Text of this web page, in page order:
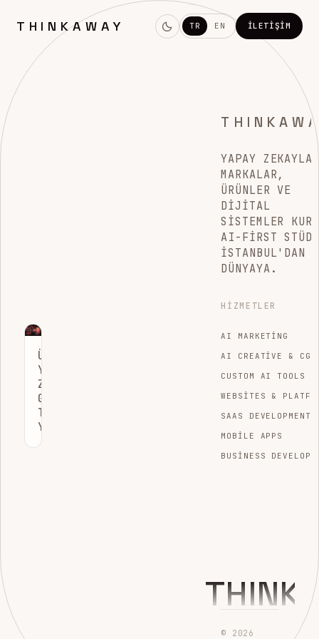
THINKAWAY TR EN İLETIŞIM
ÜRÜNLERINIZI
YAPAY
ZEKAYA
GÖSTERMENIN
TEK
YOLU
YAPAY ZEKAYLA
MARKALAR,
ÜRÜNLER VE
DIJITAL
SISTEMLER
AI-FIRST
İSTANBUL'DAN
DÜNYAYA.
HIZMETLER
AI MARKETING
AI CREATIVE & CGI
CUSTOM AI TOOLS
WEBSITES &
SAAS DEVELOPMENT
MOBILE APPS
BUSINESS
© 2026